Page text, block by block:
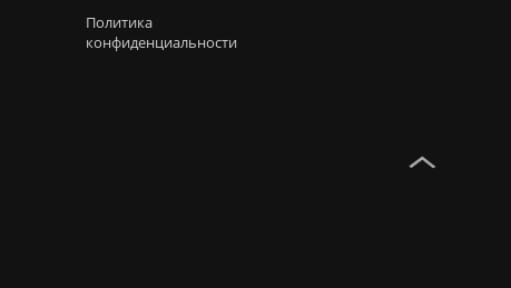
Политика
конфиденциальности